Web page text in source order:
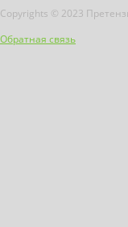
Copyrights © 2023
Обратная связь